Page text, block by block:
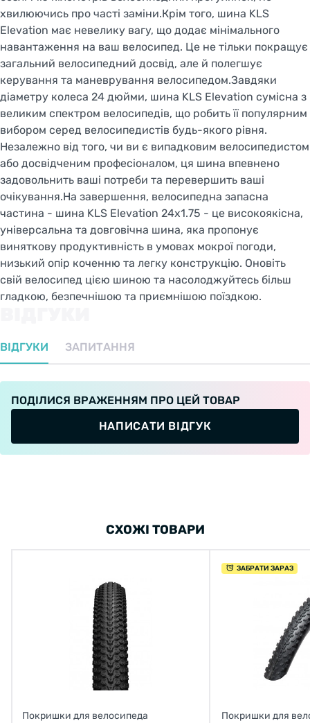
хвилюючись про часті заміни.Крім того, шина KLS
Elevation має невелику вагу, що додає мінімального
навантаження на ваш велосипед. Це не тільки покращує
загальний велосипедний досвід, але й полегшує
керування та маневрування велосипедом.Завдяки
діаметру колеса 24 дюйми, шина KLS Elevation сумісна з
великим спектром велосипедів, що робить її популярним
вибором серед велосипедистів будь-якого рівня.
Незалежно від того, чи ви є випадковим велосипедистом
або досвідченим професіоналом, ця шина впевнено
задовольнить ваші потреби та перевершить ваші
очікування.На завершення, велосипедна запасна
частина - шина KLS Elevation 24x1.75 - це високоякісна,
універсальна та довговічна шина, яка пропонує
виняткову продуктивність в умовах мокрої погоди,
низький опір коченню та легку конструкцію. Оновіть
свій велосипед цією шиною та насолоджуйтесь більш
гладкою, безпечнішою та приємнішою поїздкою.
ВІДГУКИ ЗАПИТАННЯ
ПОДІЛИСЯ ВРАЖЕННЯМ ПРО ЦЕЙ ТОВАР
НАПИСАТИ ВІДГУК
СХОЖІ ТОВАРИ
Покришки для велосипеда
ЗАБРАТИ ЗАРАЗ
Покришки для
Welcome!
Do you want to switch to the Dutch version of the
site or stay on the Ukrainian version?
SWITCH TO FACEBIKE.NL
STAY ON FACEBIKE.UA